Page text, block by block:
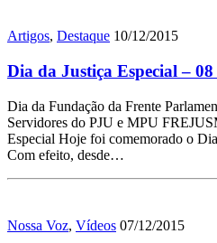
Artigos, Destaque 10/12/2015
Dia da Justiça Especial –
Dia da Fundação da Frente
Servidores do PJU e MPU
Especial Hoje foi comemorado o
Com efeito, desde…
Nossa Voz, Vídeos 07/12/2015